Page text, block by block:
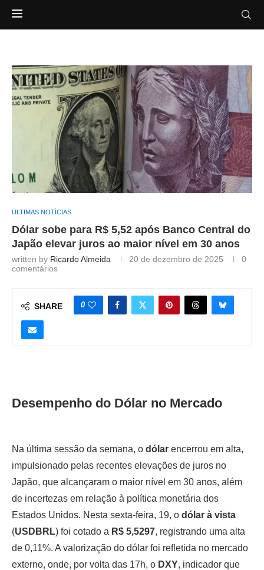
ÚLTIMAS NOTÍCIAS
Dólar sobe para R$ 5,52 após Banco Central do
Japão elevar juros ao maior nível em 30 anos
written by Ricardo Almeida 20 de dezembro de 2025
0
comentários
SHARE 0
Desempenho do Dólar no Mercado
Na última sessão da semana, o dólar encerrou em alta,
impulsionado pelas recentes elevações de juros no
Japão, que alcançaram o maior nível em 30 anos, além
de incertezas em relação à política monetária dos
Estados Unidos. Nesta sexta-feira, 19, o dólar à vista
(USDBRL) foi cotado a R$ 5,5297, registrando uma alta
de 0,11%. A valorização do dólar foi refletida no mercado
externo, onde, por volta das 17h, o DXY, indicador que